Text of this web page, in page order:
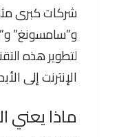
شركات كبرى
و”سامسونغ”
لتطوير هذه
الإنترنت إلى
ماذا يعني